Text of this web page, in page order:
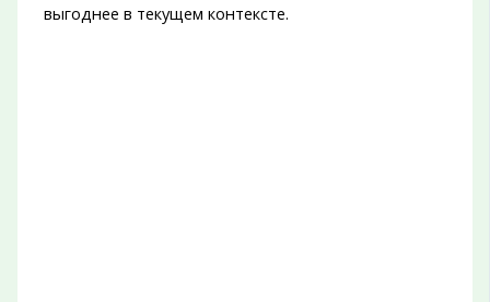
выгоднее в текущем контексте.